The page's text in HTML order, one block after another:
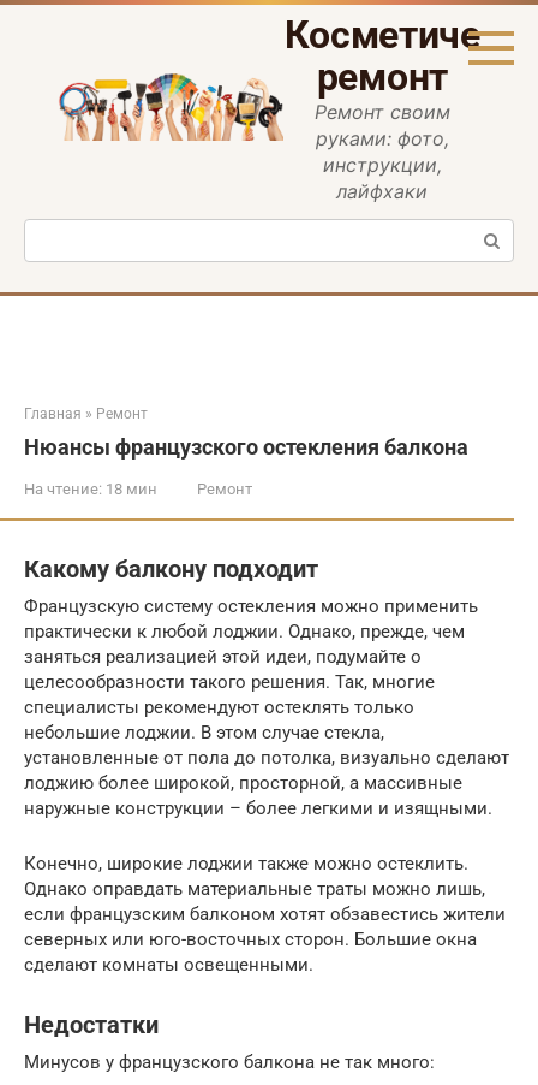
Перейти
ремонт
Ремонт своим
руками: фото,
инструкции,
лайфхаки
Поиск:
Главная » Ремонт
Нюансы французского остекления балкона
На чтение: 18 мин Ремонт
Какому балкону подходит
Французскую систему остекления можно применить
практически к любой лоджии. Однако, прежде, чем
заняться реализацией этой идеи, подумайте о
целесообразности такого решения. Так, многие
специалисты рекомендуют остеклять только
небольшие лоджии. В этом случае стекла,
установленные от пола до потолка, визуально сделают
лоджию более широкой, просторной, а массивные
наружные конструкции – более легкими и изящными.
Конечно, широкие лоджии также можно остеклить.
Однако оправдать материальные траты можно лишь,
если французским балконом хотят обзавестись жители
северных или юго-восточных сторон. Большие окна
сделают комнаты освещенными.
Недостатки
Минусов у французского балкона не так много: